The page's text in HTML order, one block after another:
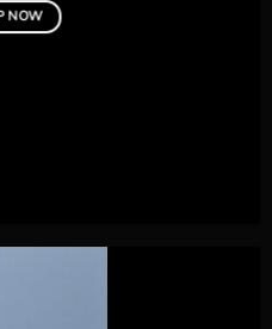
NOW